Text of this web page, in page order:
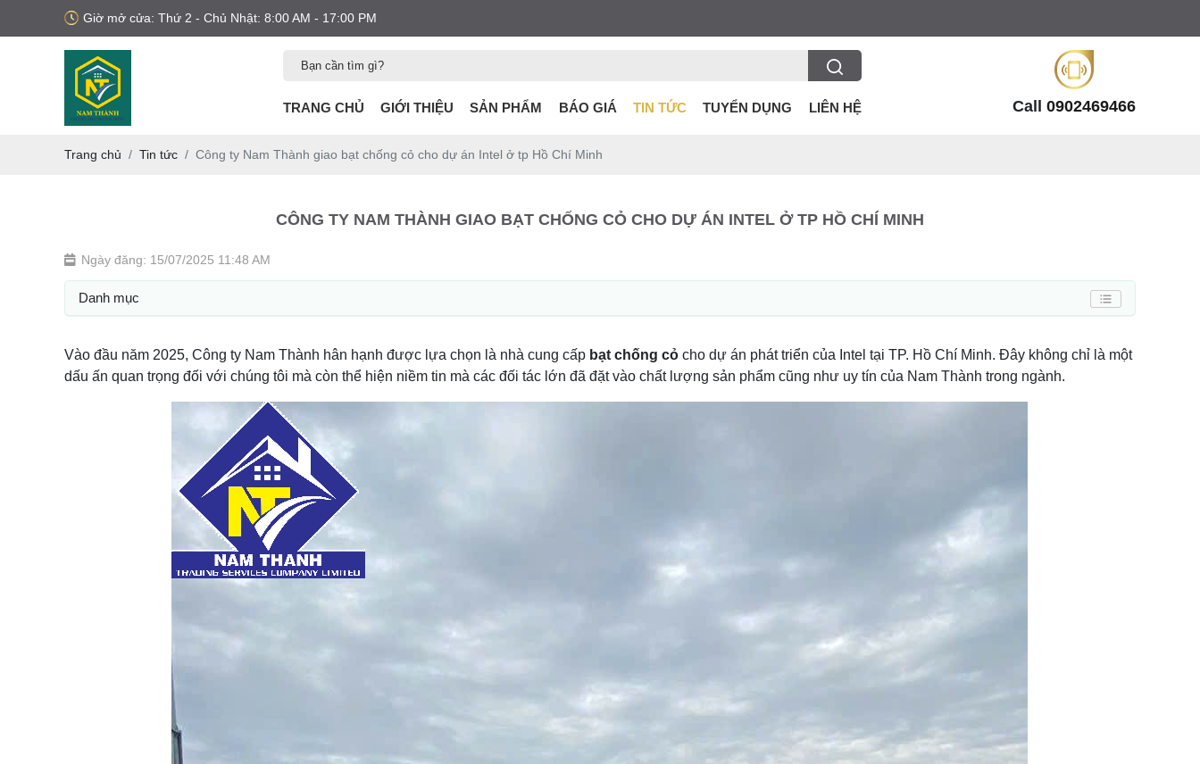
Giờ mở cửa: Thứ 2 - Chủ Nhật: 8:00 AM - 17:00 PM
TRANG CHỦ GIỚI THIỆU SẢN PHẨM BÁO GIÁ TIN TỨC TUYỂN DỤNG LIÊN HỆ Call 0902469466
Trang chủ Tin tức Công ty Nam Thành giao bạt chống cỏ cho dự án Intel ở tp Hồ Chí Minh
CÔNG TY NAM THÀNH GIAO BẠT CHỐNG CỎ CHO DỰ ÁN INTEL Ở TP HỒ CHÍ MINH
Ngày đăng: 15/07/2025 11:48 AM
Danh mục
Vào đầu năm 2025, Công ty Nam Thành hân hạnh được lựa chọn là nhà cung cấp bạt chống cỏ cho dự án phát triển của Intel tại TP. Hồ Chí Minh. Đây không chỉ là một
dấu ấn quan trọng đối với chúng tôi mà còn thể hiện niềm tin mà các đối tác lớn đã đặt vào chất lượng sản phẩm cũng như uy tín của Nam Thành trong ngành.